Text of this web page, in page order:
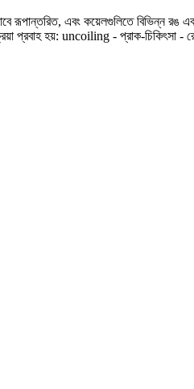
রূপান্তরিত, এবং কয়েলগুলিতে বিভিন্ন
প্রবাহ হয়: uncoiling - প্রাক-